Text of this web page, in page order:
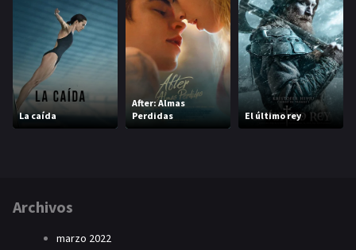
La caída
After: Almas
Perdidas
El último rey
Archivos
marzo 2022